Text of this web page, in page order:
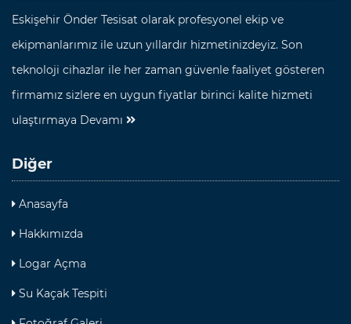
Eskişehir Önder Tesisat olarak profesyonel ekip ve
ekipmanlarımız ile uzun yıllardır hizmetinizdeyiz. Son
teknoloji cihazlar ile her zaman güvenle faaliyet gösteren
firmamız sizlere en uygun fiyatlar birinci kalite hizmeti
ulaştırmaya Devamı
Diğer
Anasayfa
Hakkımızda
Logar Açma
Su Kaçak Tespiti